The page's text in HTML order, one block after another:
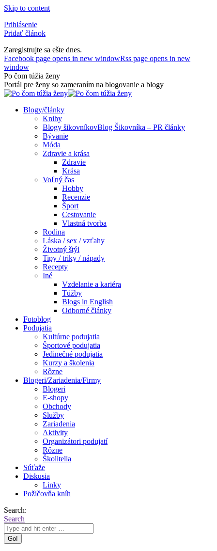
Skip to content
Prihlásenie
Pridať článok
Zaregistrujte sa ešte dnes.
Facebook page opens in new windowRss page opens in new
window
Po čom túžia ženy
Portál pre ženy so zameraním na blogovanie a blogy
Blogy/články
Knihy
Blogy šikovníkovBlog Šikovníka – PR články
Bývanie
Móda
Zdravie a krása
Zdravie
Krása
Voľný čas
Hobby
Recenzie
Šport
Cestovanie
Vlastná tvorba
Rodina
Láska / sex / vzťahy
Životný štýl
Tipy / triky / nápady
Recepty
Iné
Vzdelanie a kariéra
Túžby
Blogs in English
Odborné články
Fotoblog
Podujatia
Kultúrne podujatia
Športové podujatia
Jedinečné podujatia
Kurzy a školenia
Rôzne
Blogeri/Zariadenia/Firmy
Blogeri
E-shopy
Obchody
Služby
Zariadenia
Aktivity
Organizátori podujatí
Rôzne
Školitelia
Súťaže
Diskusia
Linky
Požičovňa kníh
Search:
Search